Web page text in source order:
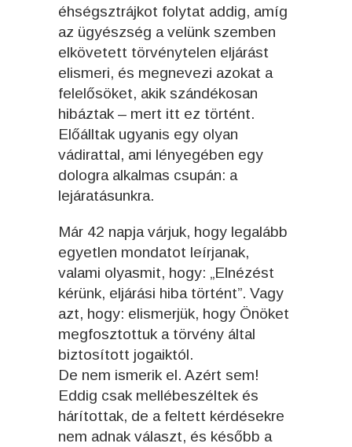
éhségsztrájkot folytat addig, amíg
az ügyészség a velünk szemben
elkövetett törvénytelen eljárást
elismeri, és megnevezi azokat a
felelősöket, akik szándékosan
hibáztak – mert itt ez történt.
Előálltak ugyanis egy olyan
vádirattal, ami lényegében egy
dologra alkalmas csupán: a
lejáratásunkra.
Már 42 napja várjuk, hogy legalább
egyetlen mondatot leírjanak,
valami olyasmit, hogy: „Elnézést
kérünk, eljárási hiba történt”. Vagy
azt, hogy: elismerjük, hogy Önöket
megfosztottuk a törvény által
biztosított jogaiktól.
De nem ismerik el. Azért sem!
Eddig csak mellébeszéltek és
hárítottak, de a feltett kérdésekre
nem adnak választ, és később a